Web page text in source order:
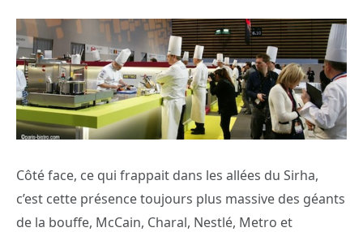
Côté face, ce qui frappait dans les allées du Sirha,
c’est cette présence toujours plus massive des géants
de la bouffe, McCain, Charal, Nestlé, Metro et